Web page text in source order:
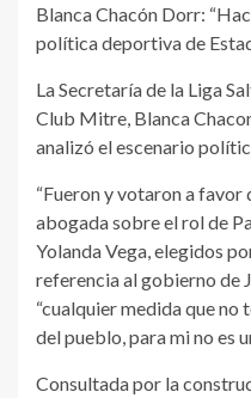
Blanca Chacón Dorr:
política deportiva de
La Secretaría de la Liga
Club Mitre, Blanca
analizó el escenario
“Fueron y votaron a favor
abogada sobre el rol de
Yolanda Vega, elegidos
referencia al gobierno de
“cualquier medida que no
del pueblo, para mi no es
Consultada por la